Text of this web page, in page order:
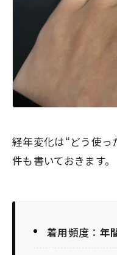
経年変化は“どう使っ
件も書いておきます。
着用頻度： 年